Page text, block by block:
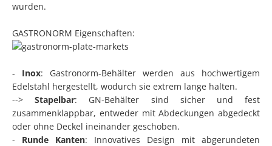
wurden.
GASTRONORM Eigenschaften:
- Inox: Gastronorm-Behälter werden aus hochwertigem
Edelstahl hergestellt, wodurch sie extrem lange halten.
-->Stapelbar: GN-Behälter sind sicher und fest
zusammenklappbar, entweder mit Abdeckungen abgedeckt
oder ohne Deckel ineinander geschoben.
- Runde Kanten: Innovatives Design mit abgerundeten